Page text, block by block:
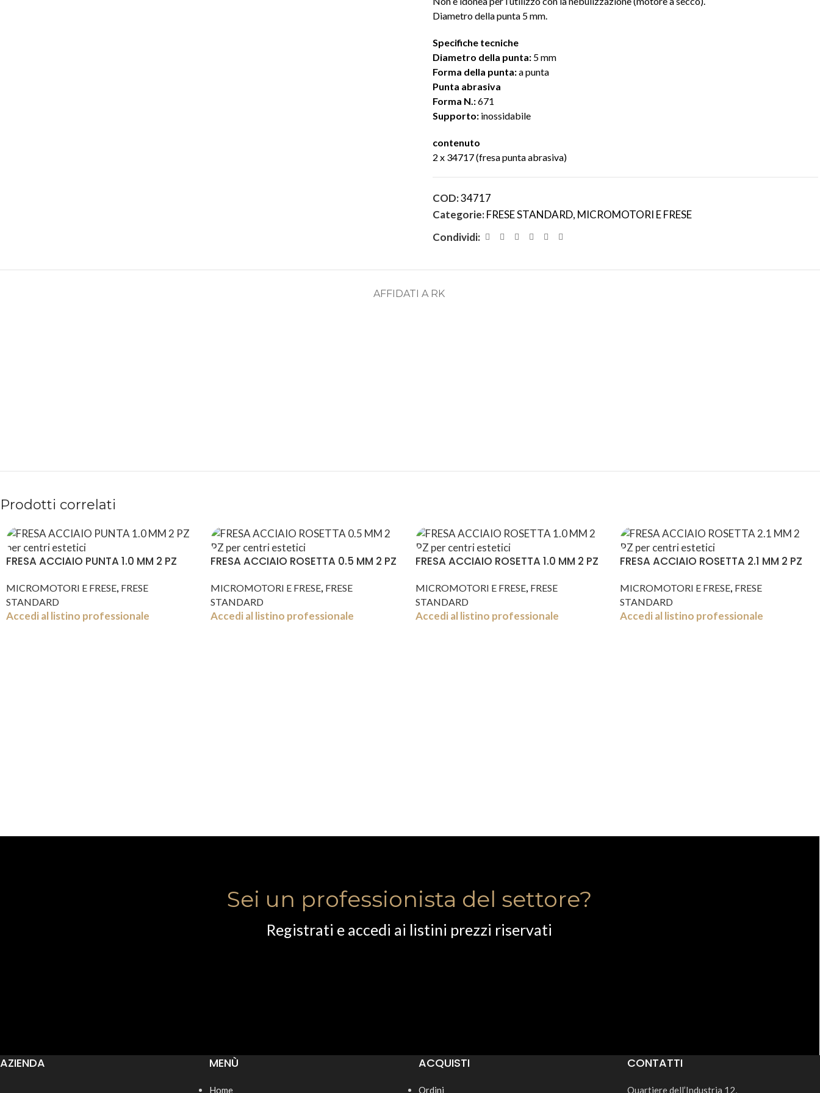
Diametro della punta 5 mm.
Specifiche tecniche
Diametro della punta:5 mm
Forma della punta:a punta
Punta abrasiva
Forma N.:671
Supporto:inossidabile
contenuto
2 x 34717 (fresa punta abrasiva)
COD:34717
Categorie: FRESE STANDARD, MICROMOTORI E FRESE
Condividi:
AFFIDATI A RK
Prodotti correlati
FRESA ACCIAIO PUNTA 1.0 MM 2 PZ
MICROMOTORI E FRESE, FRESE
STANDARD
Accedi al listino professionale
FRESA ACCIAIO ROSETTA 0.5 MM 2 PZ
MICROMOTORI E FRESE, FRESE
STANDARD
Accedi al listino professionale
FRESA ACCIAIO ROSETTA 1.0 MM 2 PZ
MICROMOTORI E FRESE, FRESE
STANDARD
Accedi al listino professionale
FRESA ACCIAIO ROSETTA 2.1 MM 2 PZ
MICROMOTORI E FRESE, FRESE
STANDARD
Accedi al listino professionale
Sei un professionista del settore?
Registrati e accedi ai listini prezzi riservati
AZIENDA MENÙ
Home
ACQUISTI
Ordini
CONTATTI
Quartiere dell’Industria 12,